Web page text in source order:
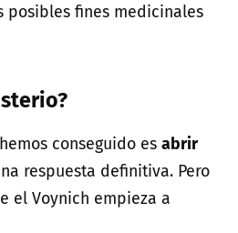
posibles fines medicinales
conseguido esabrir
respuesta definitiva. Pero
el Voynich empieza a